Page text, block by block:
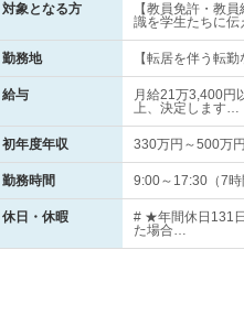
対象となる方
【教員免許・教
識を学生たちに伝
勤務地 【転居を伴う転
給与
月給21万3,400円
上、決定します…
初年度年収 330万円～500万円
勤務時間 9:00～17:30（7
休日・休暇
# ★年間休日131
た場合…